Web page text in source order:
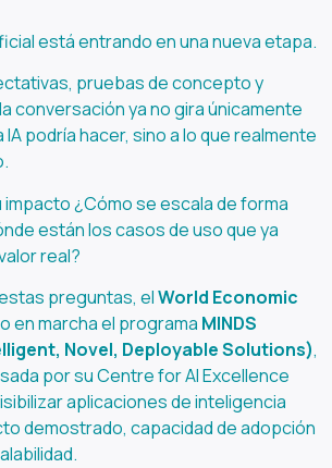
está entrando en una nueva etapa.
pruebas de concepto y
conversación ya no gira únicamente
IA podría hacer, sino a lo que realmente
impacto ¿Cómo se escala de forma
están los casos de uso que ya
real?
preguntas, elWorld Economic
en marcha el programa MINDS
Novel, Deployable Solutions),
por su Centre for AI Excellence
aplicaciones de inteligencia
demostrado, capacidad de adopción